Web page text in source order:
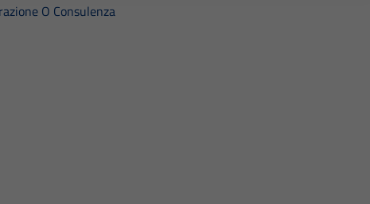
O Consulenza